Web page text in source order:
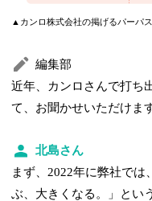
▲カンロ株式会社の掲げるパーパ
編集部
近年、カンロさんで打ち
て、お聞かせいただけま
北島さん
まず、2022年に弊社では
ぶ、大きくなる。」とい